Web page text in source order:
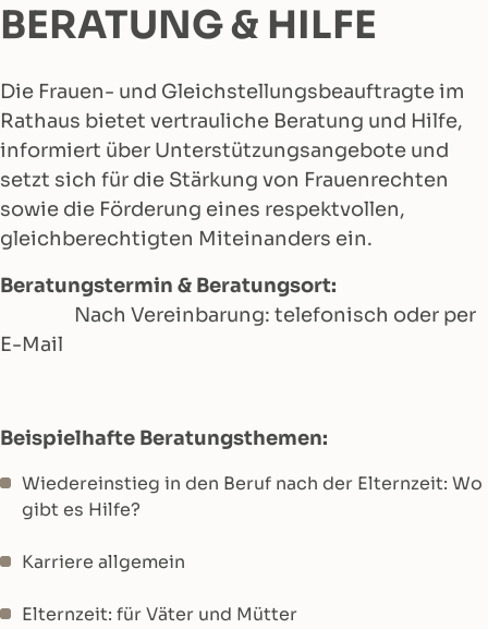
BERATUNG & HILFE
Die Frauen- und Gleichstellungsbeauftragte im
Rathaus bietet vertrauliche Beratung und Hilfe,
informiert über Unterstützungsangebote und
setzt sich für die Stärkung von Frauenrechten
sowie die Förderung eines respektvollen,
gleichberechtigten Miteinanders ein.
Beratungstermin & Beratungsort:
Nach Vereinbarung: telefonisch oder per
E-Mail
Beispielhafte Beratungsthemen:
Wiedereinstieg in den Beruf nach der Elternzeit: Wo
gibt es Hilfe?
Karriere allgemein
Elternzeit: für Väter und Mütter